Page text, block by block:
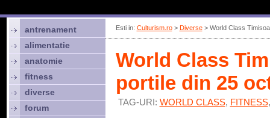
Esti in: Culturism.ro> Diverse> World Class
World Class
portile din 25
TAG-URI: WORLD CLASS, FITNESS
antrenament
alimentatie
anatomie
fitness
diverse
forum